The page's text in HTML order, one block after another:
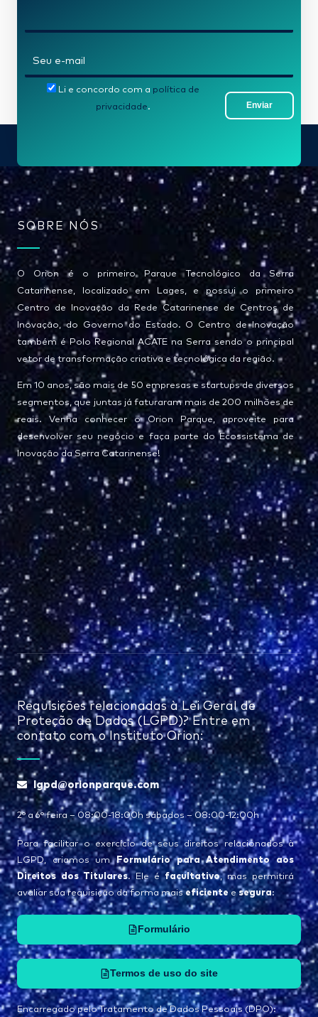
-
*
Enviar
Li e concordo com a política de
privacidade.
SOBRE NÓS
O Orion é o primeiro Parque Tecnológico da Serra
Catarinense, localizado em Lages, e possui o primeiro
Centro de Inovação da Rede Catarinense de Centros de
Inovação, do Governo do Estado. O Centro de Inovação
também é Polo Regional ACATE na Serra sendo o principal
vetor de transformação criativa e tecnológica da região.
Em 10 anos, são mais de 50 empresas e startups de diversos
segmentos, que juntas já faturaram mais de 200 milhões de
reais. Venha conhecer o Orion Parque, aproveite para
desenvolver seu negócio e faça parte do Ecossistema de
Inovação da Serra Catarinense!
Requisições relacionadas à Lei Geral de
Proteção de Dados (LGPD)? Entre em
contato com o Instituto Orion:
lgpd@orionparque.com
2° a 6° feira – 08:00-18:00h sábados – 08:00-12:00h
Para facilitar o exercício de seus direitos relacionados à
LGPD, criamos umFormulário para Atendimento aos
Direitos dos Titulares. Ele éfacultativo, mas permitirá
avaliar sua requisição da forma maiseficientee segura:
Formulário
Termos de uso do site
Encarregado pelo Tratamento de Dados Pessoais (DPO):